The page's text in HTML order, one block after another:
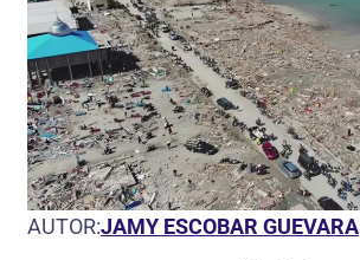
AUTOR:JAMY ESCOBAR GUEVARA